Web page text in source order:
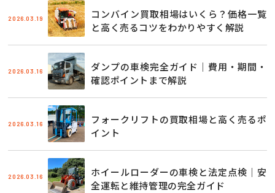
2026.03.19
コンバイン買取相場はいくら？価格一覧
と高く売るコツをわかりやすく解説
2026.03.16
ダンプの車検完全ガイド｜費用・期間・
確認ポイントまで解説
2026.03.16
フォークリフトの買取相場と高く売るポ
イント
2026.03.16
ホイールローダーの車検と法定点検｜安
全運転と維持管理の完全ガイド